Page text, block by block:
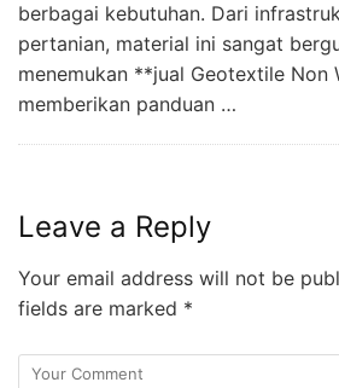
berbagai kebutuhan. Dari
pertanian, material ini sangat
menemukan **jual Geotextile Non
memberikan panduan …
Leave a Reply
Your email address will not be
fields are marked *